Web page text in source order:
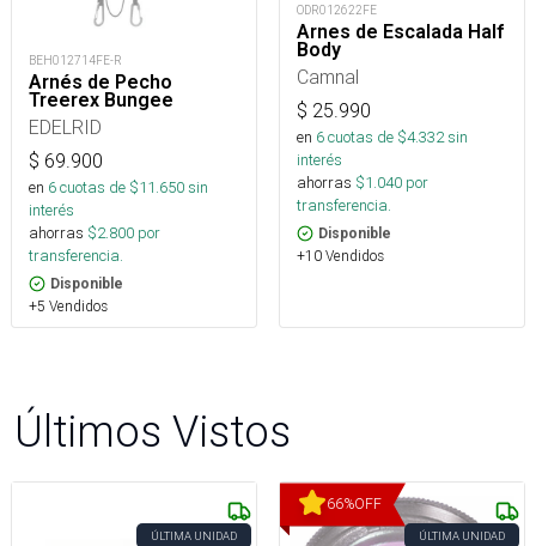
BEH012714FE-R
Arnés de Pecho
Treerex Bungee
EDELRID
$ 69.900
en 6cuotas de $11.650sin
interés
ahorras $2.800 por
transferencia.
Disponible
+5 Vendidos
ODR012622FE
Arnes de Escalada Half
Body
Camnal
$ 25.990
en 6cuotas de $4.332sin
interés
ahorras $1.040 por
transferencia.
Disponible
+10 Vendidos
Últimos Vistos
ÚLTIMA UNIDAD
66%OFF
ÚLTIMA UNIDAD